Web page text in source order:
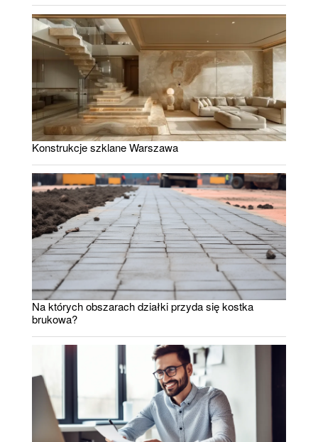
Konstrukcje szklane Warszawa
Na których obszarach działki przyda się kostka
brukowa?